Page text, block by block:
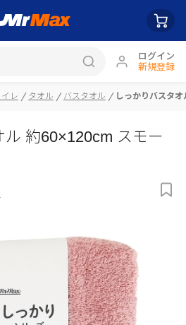
ログイン
新規登録
レ タオル バスタオル しっかりバスタ
ル 約60×120cm スモー